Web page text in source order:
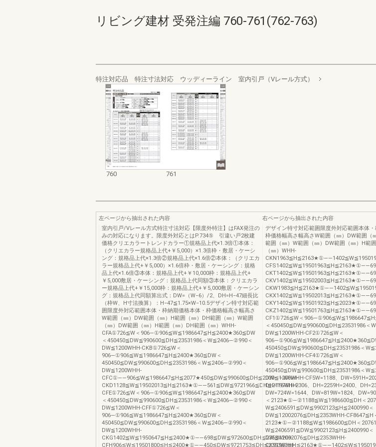
リビング建材 受発注編 760-761(762-763)
特注対応品 特注寸法対応 ウッディーライン 室内引戸（Vレール方式）
760 761
左ページから抽出された内容
室内引戸/Vレール方式特注寸法対応【限度外特注】はFAX発注の
みの対応になります。限度外対応とはP.734⑤ 引違い戸2枚建
価格クリエカラートレンドカラー①規格品上代×1.3倍①本体：
（クリエカラー規格品上代+￥5,000）×1.3倍枠・敷居・ケーシ
ング：規格品上代×1.3倍②規格品上代×1.6倍②本体：（クリエカ
ラー規格品上代+￥5,000）×1.6倍枠・敷居・ケーシング：規格
品上代×1.6倍③本体：規格品上代+￥10,000枠：規格品上代+
￥5,000敷居・ケーシング：規格品上代同額③本体：クリエカラ
ー規格品上代+￥15,000枠：規格品上代+￥5,000敷居・ケーシン
グ：規格品上代同額算出式：DW=（W−6）/2、DH=H−47細長比
（枠W、H寸法換算）：H−47≦1.75×W−10.5デザイン特寸対応範
囲限度外対応範囲本体・枠納期価格本体・枠価格幅高さ幅高さ
W範囲（㎜）DW範囲（㎜）H範囲（㎜）DH範囲（㎜）W範囲
（㎜）DW範囲（㎜）H範囲（㎜）DH範囲（㎜）WHH-
CFA①726≦W＜906―①906≦W≦1986647≦H≦2400★360≦DW
＜450450≦DW≦990600≦DH≦23531986＜W≦2406―②990＜
DW≦1200WHH-CKB①726≦W＜
906―①906≦W≦1986647≦H≦2400★360≦DW＜
450450≦DW≦990600≦DH≦23531986＜W≦2406―②990＜
DW≦1200WHH-
CFC①――906≦W≦1986647≦H≦2077★450≦DW≦990600≦DH≦2030――WHH-
CKD1128≦W≦19502013≦H≦2163★①――561≦DW≦9721966≦DH≦2116WHH-
CFE①726≦W＜906―①906≦W≦1986647≦H≦2400★360≦DW
＜450450≦DW≦990600≦DH≦23531986＜W≦2406―②990＜
DW≦1200WHH-CFF①726≦W＜
906―①906≦W≦1986647≦H≦2400★360≦DW＜
450450≦DW≦990600≦DH≦23531986＜W≦2406―②990＜
DW≦1200WHH-
CKG1402≦W≦1950647≦H≦2400★①――698≦DW≦972600≦DH≦2353WHH-
CFH906≦W≦19501800≦H≦2400★①――450≦DW≦9721753≦DH≦2353WHH-
右ページから抽出された内容
デザイン特寸対応範囲限度外対応範囲本体・
枠価格幅高さ幅高さW範囲（㎜）DW範囲（
範囲（㎜）W範囲（㎜）DW範囲（㎜）H範
（㎜）WHH-
CF1①726≦W＜
＜450450≦DW≦990600≦DH≦23531986＜
DW≦1200WHH-CF2①726≦W＜
450450≦DW≦990600≦DH≦23531986＜
DW≦1200WHH-CF4①726≦W＜
450450≦DW≦990600≦DH≦23531986＜
DW≦1200WHH-CF5W=1188、
DH=1976H=2306、DH=2259H=2400、
DW=724W=1644、DW=819W=1824、
＜2123★①―②1188≦W≦1986600≦DH＜
W≦2406591≦DW≦9902123≦H≦2400990＜
DW≦12002076≦DH≦2353WHH-CF8647≦H
2123★①―②1188≦W≦1986600≦DH＜
W≦2406591≦DW≦9902123≦H≦2400990＜
DW≦12002076≦DH≦2353WHH-